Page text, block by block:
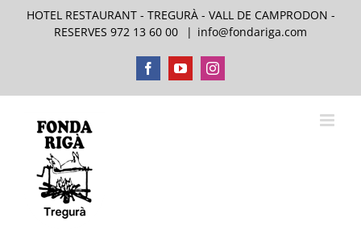
HOTEL RESTAURANT - TREGURÀ - VALL DE CAMPRODON -
RESERVES 972 13 60 00
| info@fondariga.com
FacebookYouTubeInstagram